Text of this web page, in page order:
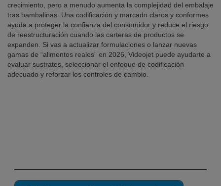
crecimiento, pero a menudo aumenta la complejidad del embalaje
tras bambalinas. Una codificación y marcado claros y conformes
ayuda a proteger la confianza del consumidor y reduce el riesgo
de reestructuración cuando las carteras de productos se
expanden. Si vas a actualizar formulaciones o lanzar nuevas
gamas de “alimentos reales” en 2026, Videojet puede ayudarte a
evaluar sustratos, seleccionar el enfoque de codificación
adecuado y reforzar los controles de cambio.